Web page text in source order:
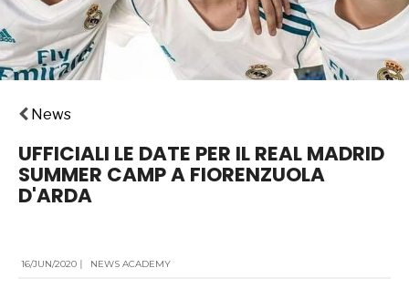
News
UFFICIALI LE DATE PER IL REAL MADRID
SUMMER CAMP A FIORENZUOLA
D'ARDA
16/JUN/2020 | NEWS ACADEMY